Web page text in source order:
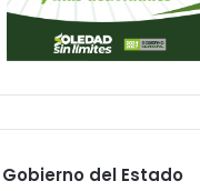
Gobierno del Estado